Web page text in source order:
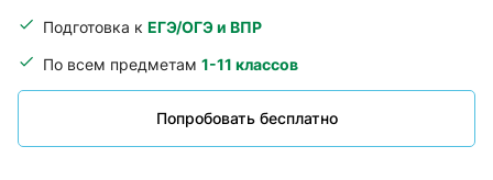
Подготовка к ЕГЭ/ОГЭ и ВПР
По всем предметам 1-11 классов
Попробовать бесплатно